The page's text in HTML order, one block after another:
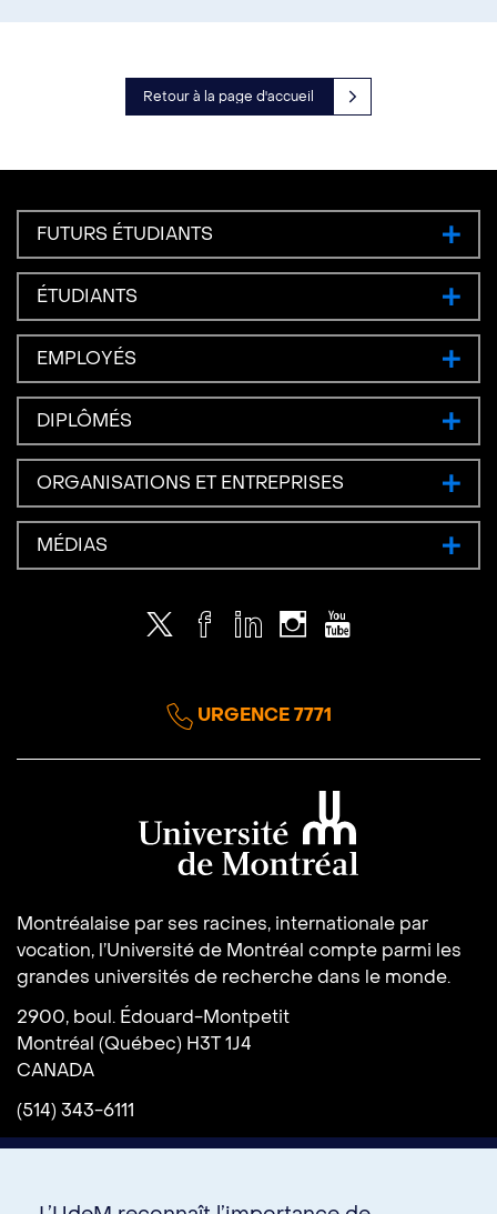
Retour à la page d'accueil
FUTURS ÉTUDIANTS
ÉTUDIANTS
EMPLOYÉS
DIPLÔMÉS
ORGANISATIONS ET ENTREPRISES
MÉDIAS
Twitter Facebook
LinkedInInstagramYoutube
URGENCE 7771
Montréalaise par ses racines, internationale par
vocation, l’Université de Montréal compte parmi les
grandes universités de recherche dans le monde.
2900, boul. Édouard-Montpetit
Montréal (Québec) H3T 1J4
CANADA
(514) 343-6111